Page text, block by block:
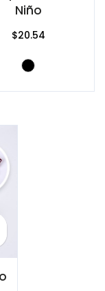
Niño
$20.54